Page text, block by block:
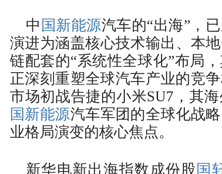
​中 国新能源汽车的“出海”，
演进为涵盖核心技术输出、本
链配套的“系统性全球化”布局
正深刻重塑全球汽车产业的竞
市场初战告捷的小米SU7，其
国新能源汽车军团的全球化战
业格局演变的核心焦点。
新华电新出海指数成份股 国